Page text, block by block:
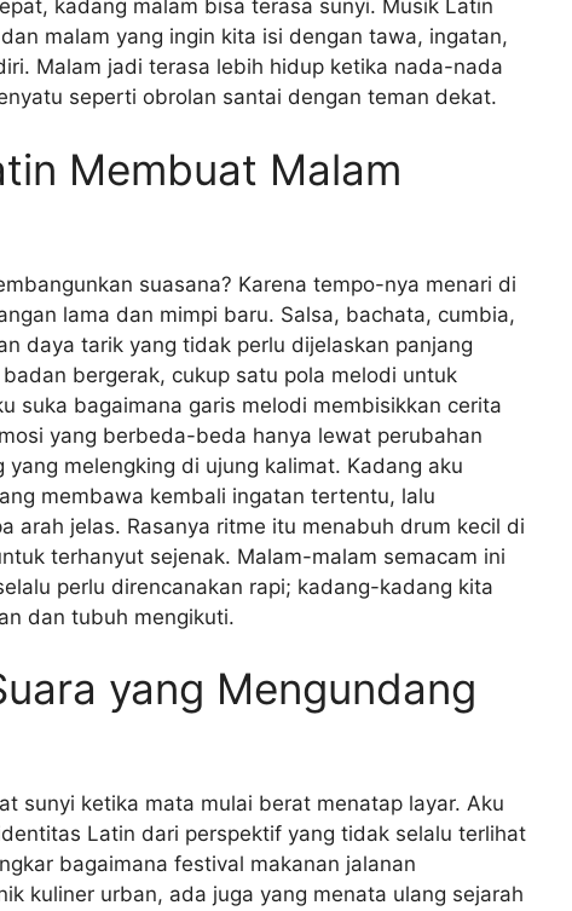
kadang malam bisa terasa sunyi. Musik Latin
malam yang ingin kita isi dengan tawa, ingatan,
Malam jadi terasa lebih hidup ketika nada-nada
seperti obrolan santai dengan teman dekat.
Membuat Malam
suasana? Karena tempo-nya menari di
lama dan mimpi baru. Salsa, bachata, cumbia,
daya tarik yang tidak perlu dijelaskan panjang
bergerak, cukup satu pola melodi untuk
suka bagaimana garis melodi membisikkan cerita
yang berbeda-beda hanya lewat perubahan
melengking di ujung kalimat. Kadang aku
membawa kembali ingatan tertentu, lalu
arah jelas. Rasanya ritme itu menabuh drum kecil di
terhanyut sejenak. Malam-malam semacam ini
perlu direncanakan rapi; kadang-kadang kita
dan tubuh mengikuti.
yang Mengundang
sunyi ketika mata mulai berat menatap layar. Aku
Latin dari perspektif yang tidak selalu terlihat
bagaimana festival makanan jalanan
kuliner urban, ada juga yang menata ulang sejarah